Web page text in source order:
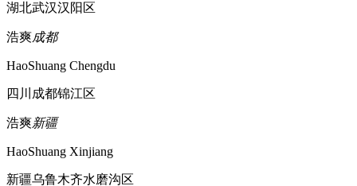
湖北武汉汉阳区
浩爽成都
HaoShuang Chengdu
四川成都锦江区
浩爽新疆
HaoShuang Xinjiang
新疆乌鲁木齐水磨沟区